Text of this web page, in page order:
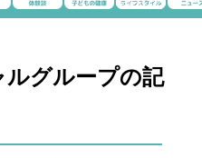
グループの記